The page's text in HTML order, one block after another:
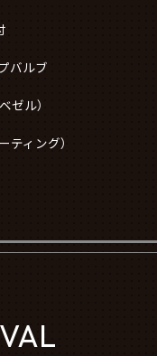
バルブ
ゼル）
ティング）